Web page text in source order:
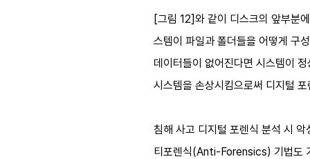
[그림 12]와 같이 디스크의 앞부분
스템이 파일과 폴더들을 어떻게 구
데이터들이 없어진다면 시스템이
시스템을 손상시킴으로써 디지털
침해 사고 디지털 포렌식 분석 시
티포렌식(Anti-Forensics) 기법도